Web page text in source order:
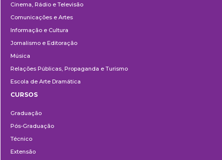
Cinema, Rádio e Televisão
Comunicações e Artes
Informação e Cultura
Jornalismo e Editoração
Música
Relações Públicas, Propaganda e Turismo
Escola de Arte Dramática
CURSOS
Graduação
Pós-Graduação
Técnico
Extensão